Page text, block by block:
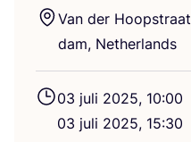
Van der Hoop­straat
dam, Netherlands
03 juli 2025, 10:00
03 juli 2025, 15:30